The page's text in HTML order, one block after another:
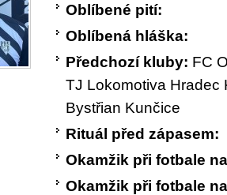
Oblíbené pití:
Oblíbená hláška:
Předchozí kluby: FC
TJ Lokomotiva Hradec
Bystřian Kunčice
Rituál před zápasem:
Okamžik při fotbale
Okamžik při fotbale
Obec Vysoká nad Labem